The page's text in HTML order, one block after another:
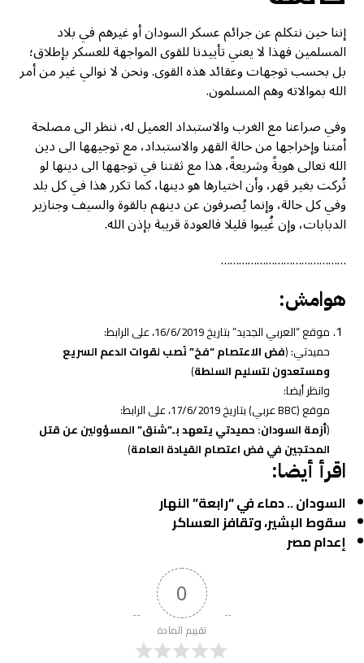
إننا حين نتكلم عن جرائم عسكر السودان أو غيرهم في بلاد
المسلمين فهذا لا يعني تأييدنا للقوى المواجهة للعسكر بإطلاق؛
بل بحسب توجهات وعقائد هذه القوى. ونحن لا نوالي غير من أمر
الله بموالاته وهم المسلمون.
وفي صراعنا مع الغرب والاستبداد العميل له، ننظر الى مصلحة
أمتنا وإخراجها من حالة القهر والاستبداد، مع توجيهها الى دين
الله تعالى هويةً وشريعةً، هذا مع ثقتنا في توجهها الى دينها لو
تُركت بغير قهر، وأن اختيارها هو دينها، كما تكرر هذا في كل بلد
وفي كل حالة، وإنما يُصرفون عن دينهم بالقوة والسيف وجنازير
الدبابات، وإن غُيبوا قليلا فالعودة قريبة بإذن الله.
……………………………………
هوامش:
موقع “العربي الجديد” بتاريخ 16/6/2019، على الرابط:
حميدتي: (فض الاعتصام “فخ” نُصب لقوات الدعم السريع
ومستعدون لتسليم السلطة)
وانظر أيضا:
موقع (BBC عربي) بتاريخ 17/6/2019، على الرابط:
(أزمة السودان: حميدتي يتعهد بـ”شنق” المسؤولين عن قتل
المحتجين في فض اعتصام القيادة العامة)
اقرأ أيضا:
السودان .. دماء في “رابعة” النهار
سقوط البشير، وتقافز العساكر
إعدام مصر
0
تقييم المادة